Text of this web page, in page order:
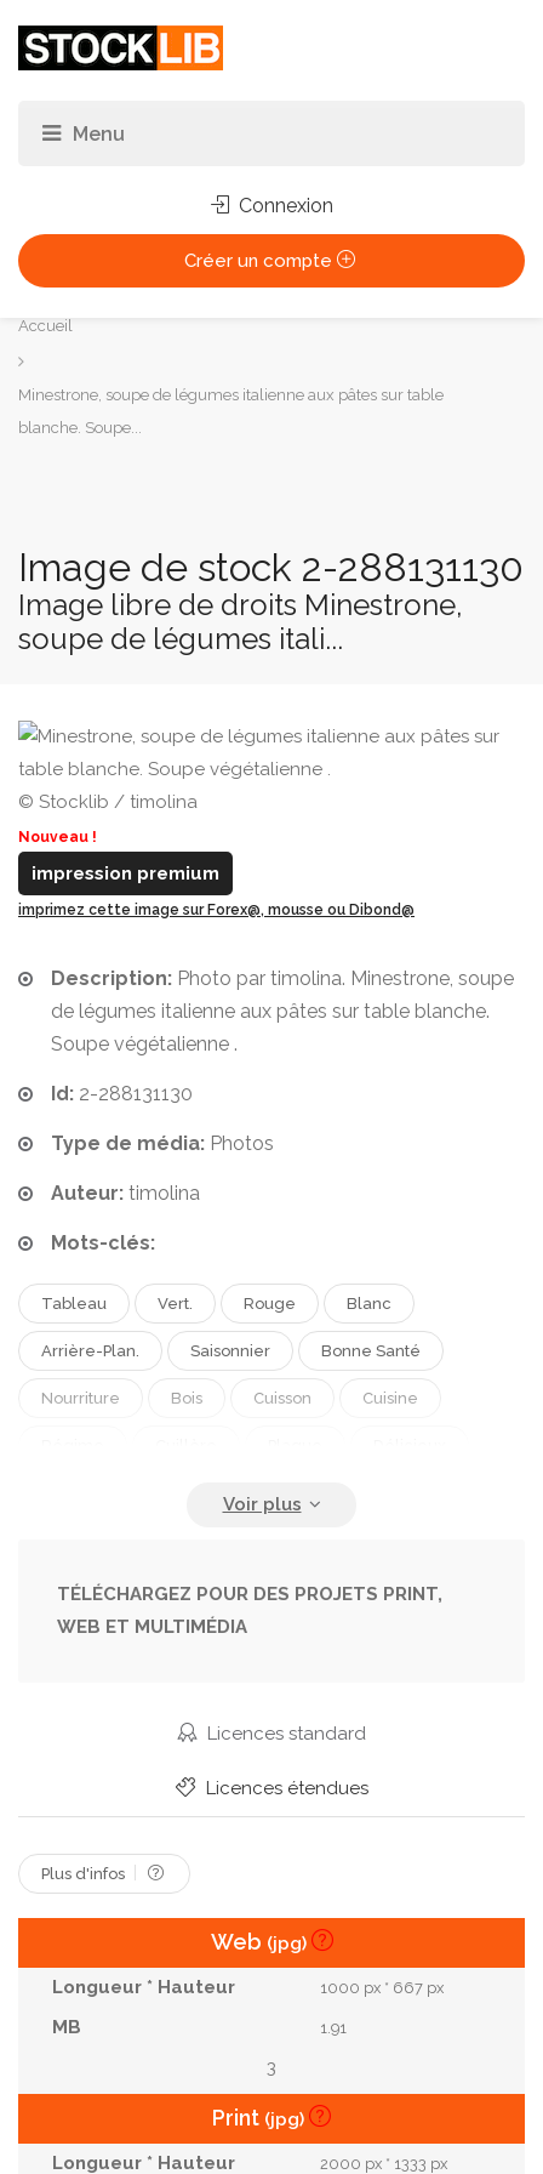
Connexion
Créer un compte
Vous
êtes
ici :
Accueil
Minestrone, soupe de légumes italienne aux pâtes sur table
blanche. Soupe...
Image de stock 2-288131130
Image libre de droits Minestrone,
soupe de légumes itali...
© Stocklib / timolina
Nouveau !
impression premium
imprimez cette image sur Forex@, mousse ou Dibond@
Description: Photo par timolina. Minestrone, soupe
de légumes italienne aux pâtes sur table blanche.
Soupe végétalienne .
Id: 2-288131130
Type de média: Photos
Auteur: timolina
Mots-clés:
Tableau Vert. Rouge Blanc
Arrière-Plan. Saisonnier Bonne Santé
Nourriture Bois Cuisson Cuisine
Haricot
Déjeuner Carotte Manger Végétarien
Poivre Chaud Bol
National Méditerranéen
Courgettes
Minestrone Espace Libre
TÉLÉCHARGEZ POUR DES PROJETS PRINT,
WEB ET MULTIMÉDIA
Licences standard
Licences étendues
Plus d'infos
Web (jpg)
1000 px * 667 px
1.91
3
Print (jpg)
2000 px * 1333 px